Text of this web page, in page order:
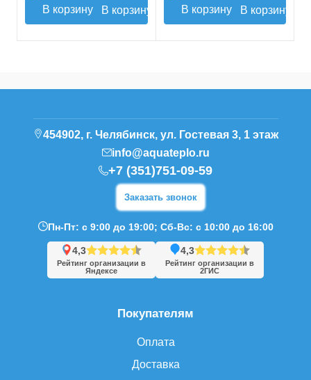
В корзину В корзину
Покупателям
Оплата
Доставка
454902, г. Челябинск, ул. Гостевая 3, 1 этаж
info@aquateplo.ru
+7 (351)751-09-59
Заказать звонок
Пн-Пт: с 9:00 до 19:00; Сб-Вс: с 10:00 до 16:00
4,3
Рейтинг организации в
Яндексе
4,3
Рейтинг организации в
2ГИС